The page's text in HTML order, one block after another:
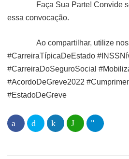
Faça Sua Parte! Convide
essa convocação.
Ao compartilhar, utilize
#CarreiraTípicaDeEstado
#CarreiraDoSeguroSocial
#AcordoDeGreve2022
#EstadoDeGreve